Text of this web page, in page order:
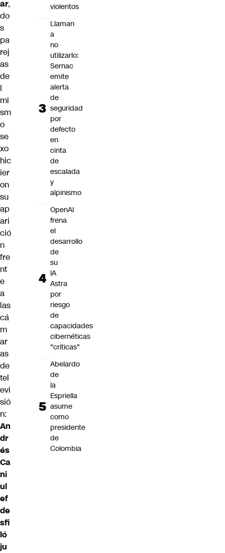
ar,
do
s
pa
rej
as
de
l
mi
sm
o
se
xo
hic
ier
on
su
ap
ari
ció
n
fre
nt
e
a
las
cá
m
ar
as
de
tel
evi
sió
n:
An
dr
és
Ca
ni
ul
ef
de
sfi
ló
ju
violentos
Llaman
a
no
utilizarlo:
Sernac
emite
alerta
de
seguridad
por
defecto
en
cinta
de
escalada
y
alpinismo
OpenAI
frena
el
desarrollo
de
su
IA
Astra
por
riesgo
de
capacidades
cibernéticas
"críticas"
Abelardo
de
la
Espriella
asume
como
presidente
de
Colombia